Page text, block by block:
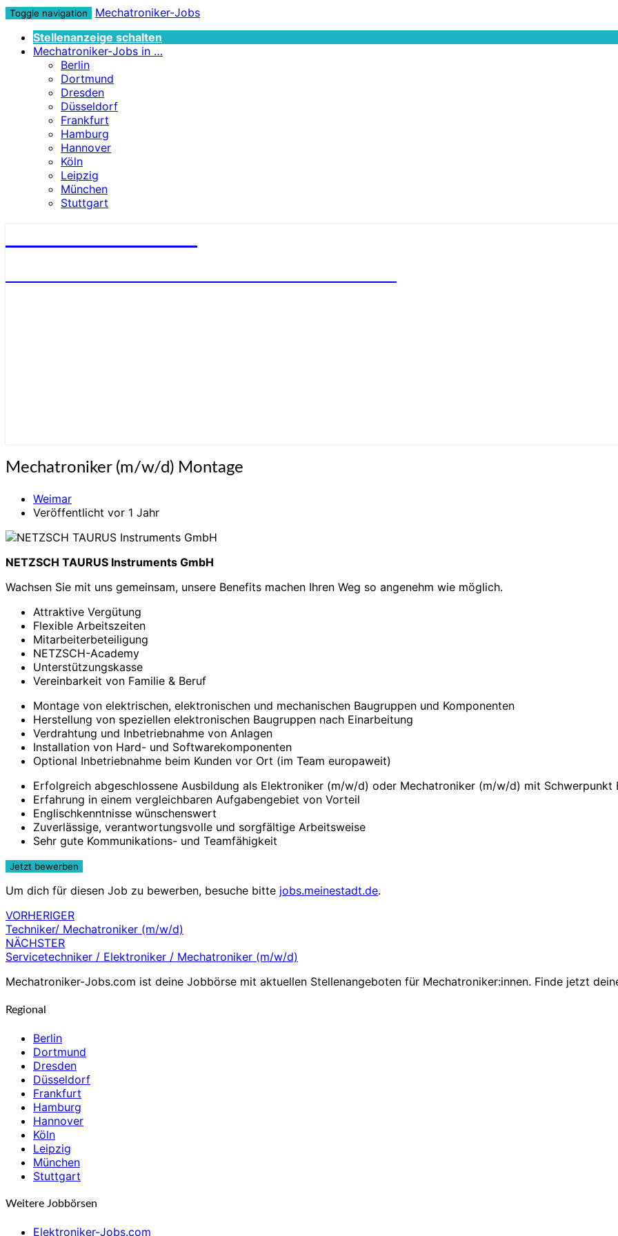
Toggle navigation
Mechatroniker-Jobs
Stellenanzeige schalten
Mechatroniker-Jobs in …
Berlin
Dortmund
Dresden
Düsseldorf
Frankfurt
Hamburg
Hannover
Köln
Leipzig
München
Stuttgart
Mechatroniker
Montage
Mechatroniker (m/w/d) Montage
Weimar
Veröffentlicht vor 1 Jahr
NETZSCH TAURUS Instruments GmbH
Wachsen Sie mit uns gemeinsam, unsere Benefits machen Ihren Weg so angenehm wie möglich.
Attraktive Vergütung
Flexible Arbeitszeiten
Mitarbeiterbeteiligung
NETZSCH-Academy
Unterstützungskasse
Vereinbarkeit von Familie & Beruf
Montage von elektrischen, elektronischen und mechanischen Baugruppen und Komponenten
Herstellung von speziellen elektronischen Baugruppen nach Einarbeitung
Verdrahtung und Inbetriebnahme von Anlagen
Installation von Hard- und Softwarekomponenten
Optional Inbetriebnahme beim Kunden vor Ort (im Team europaweit)
Erfolgreich abgeschlossene Ausbildung als Elektroniker (m/w/d) oder Mechatroniker (m/w/d) mit Schwerpunkt
Erfahrung in einem vergleichbaren Aufgabengebiet von Vorteil
Englischkenntnisse wünschenswert
Zuverlässige, verantwortungsvolle und sorgfältige Arbeitsweise
Sehr gute Kommunikations- und Teamfähigkeit
Um dich für diesen Job zu bewerben, besuche bitte jobs.meinestadt.de.
Beitragsnavigation
VORHERIGER
Techniker/ Mechatroniker (m/w/d)
NÄCHSTER
Servicetechniker / Elektroniker / Mechatroniker (m/w/d)
Mechatroniker-Jobs.com ist deine Jobbörse mit aktuellen Stellenangeboten für Mechatroniker:innen. Finde jetzt
Regional
Berlin
Dortmund
Dresden
Düsseldorf
Frankfurt
Hamburg
Hannover
Köln
Leipzig
München
Stuttgart
Weitere Jobbörsen
Elektroniker-Jobs.com